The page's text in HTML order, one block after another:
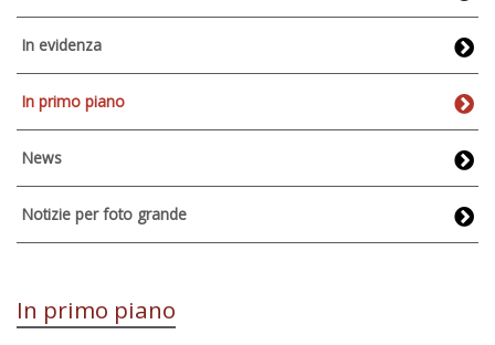
In evidenza
In primo piano
News
Notizie per foto grande
In primo piano